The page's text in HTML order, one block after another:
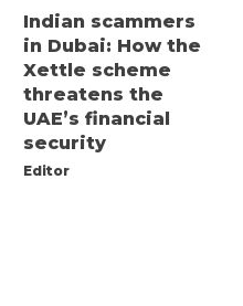
Indian scammers
in Dubai: How the
Xettle scheme
threatens the
UAE’s financial
security
Editor